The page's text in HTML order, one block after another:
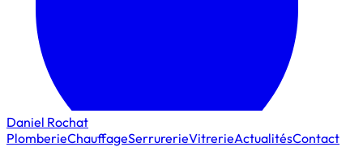
Daniel Rochat
PlomberieChauffageSerrurerieVitrerieActualitésContact